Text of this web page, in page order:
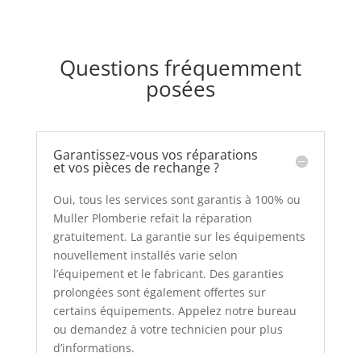
Questions fréquemment
posées
Garantissez-vous vos réparations
et vos pièces de rechange ?
Oui, tous les services sont garantis à 100% ou
Muller Plomberie refait la réparation
gratuitement. La garantie sur les équipements
nouvellement installés varie selon
l’équipement et le fabricant. Des garanties
prolongées sont également offertes sur
certains équipements. Appelez notre bureau
ou demandez à votre technicien pour plus
d’informations.